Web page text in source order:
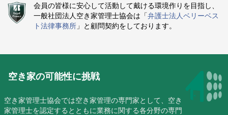
会員の皆様に安心して活動して戴ける環境作りを目指し、
一般社団法人空き家管理士協会は「弁護士法人ベリーベス
ト法律事務所 」と顧問契約をしております。
空き家の可能性に挑戦
空き家管理士協会では空き家管理の専門家として、空き
家管理士を認定するとともに業務に関する各分野の専門